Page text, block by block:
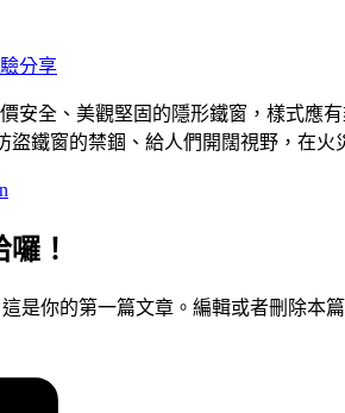
分享
安全、美觀堅固的隱形鐵窗，樣式應
盜鐵窗的禁錮、給人們開闊視野，在火
！
這是你的第一篇文章。編輯或者刪除本